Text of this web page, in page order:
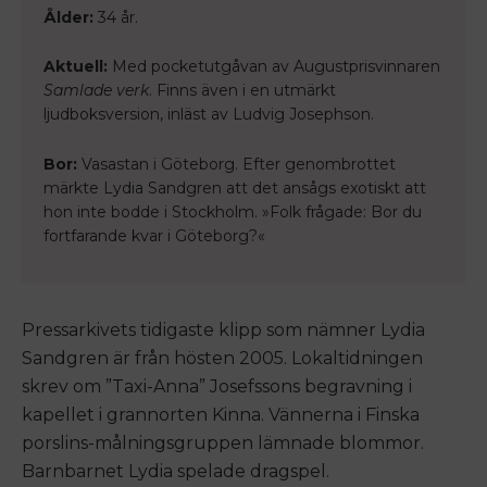
Ålder: 34 år.
Aktuell: Med pocketutgåvan av Augustprisvinnaren
Samlade verk. Finns även i en utmärkt
ljudboksversion, inläst av Ludvig Josephson.
Bor: Vasastan i Göteborg. Efter genombrottet
märkte Lydia Sandgren att det ansågs exotiskt att
hon inte bodde i Stockholm. »Folk frågade: Bor du
fortfarande kvar i Göteborg?«
Pressarkivets tidigaste klipp som nämner Lydia
Sandgren är från hösten 2005. Lokaltidningen
skrev om ”Taxi-Anna” Josefssons begravning i
kapellet i grannorten Kinna. Vännerna i Finska
porslins-målningsgruppen lämnade blommor.
Barnbarnet Lydia spelade dragspel.